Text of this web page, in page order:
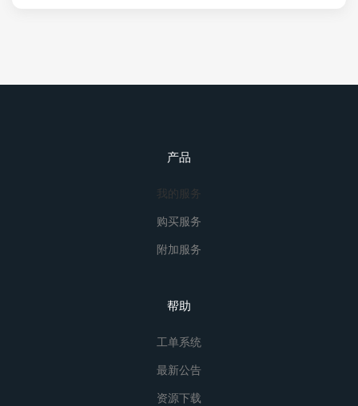
产品
我的服务
购买服务
附加服务
帮助
工单系统
最新公告
资源下载